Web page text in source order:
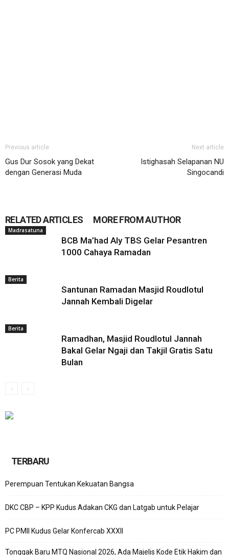
Previous article
Gus Dur Sosok yang Dekat
dengan Generasi Muda
Next article
Istighasah Selapanan NU
Singocandi
RELATED ARTICLES MORE FROM AUTHOR
Madrasatuna
BCB Ma’had Aly TBS Gelar Pesantren
1000 Cahaya Ramadan
Berita
Santunan Ramadan Masjid Roudlotul
Jannah Kembali Digelar
Berita
Ramadhan, Masjid Roudlotul Jannah
Bakal Gelar Ngaji dan Takjil Gratis Satu
Bulan
TERBARU
Perempuan Tentukan Kekuatan Bangsa
DKC CBP – KPP Kudus Adakan CKG dan Latgab untuk Pelajar
PC PMII Kudus Gelar Konfercab XXXII
Tonggak Baru MTQ Nasional 2026, Ada Majelis Kode Etik Hakim dan